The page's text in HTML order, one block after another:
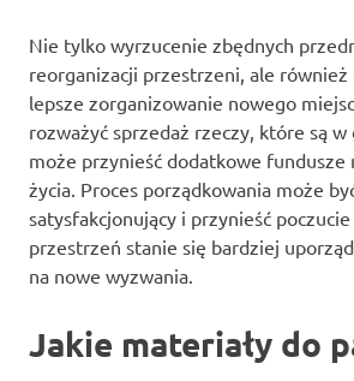
Nie tylko wyrzucenie zbędnych
reorganizacji przestrzeni, ale również
lepsze zorganizowanie nowego
rozważyć sprzedaż rzeczy, które są
może przynieść dodatkowe fundusze
życia. Proces porządkowania może
satysfakcjonujący i przynieść
przestrzeń stanie się bardziej
na nowe wyzwania.
Jakie materiały do